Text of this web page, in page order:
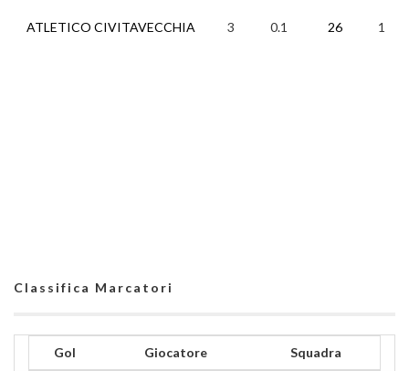
ATLETICO CIVITAVECCHIA 3 0.1 26 1
Classifica Marcatori
Gol Giocatore Squadra